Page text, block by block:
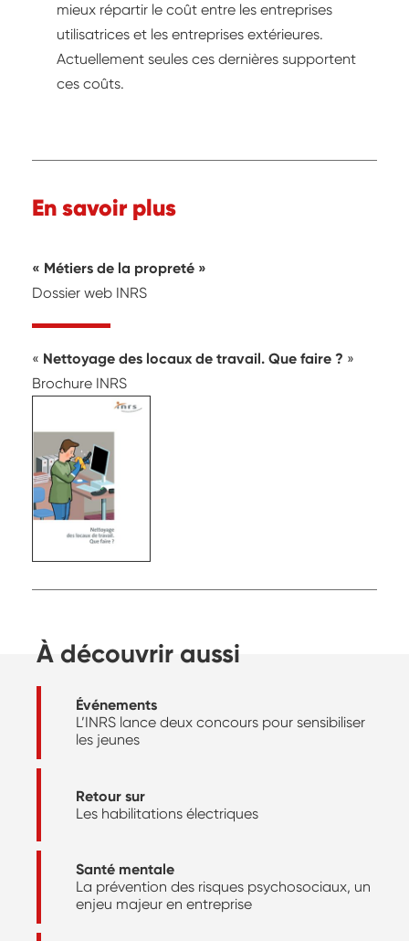
mieux répartir le coût entre les entreprises
utilisatrices et les entreprises extérieures.
Actuellement seules ces dernières supportent
ces coûts.
En savoir plus
Métiers de la propreté
Dossier web INRS
Nettoyage des locaux de travail. Que faire ?
Brochure INRS
À découvrir aussi
Événements
L’INRS lance deux concours pour sensibiliser
les jeunes
Retour sur
Les habilitations électriques
Santé mentale
La prévention des risques psychosociaux, un
enjeu majeur en entreprise